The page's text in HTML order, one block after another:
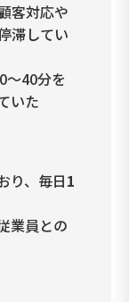
客対応や
滞してい
〜40分を
いた
り、毎日1
業員との